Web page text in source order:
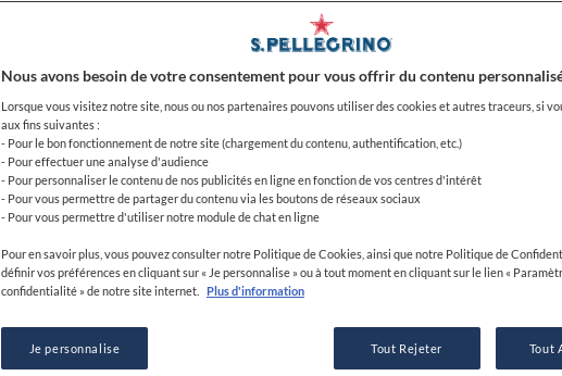
Chef
05 OCT 2023
PAR MARIAROSARIA BRUNO
RÉDACTION
Nous avons besoin de votre consentement pour vous offrir du contenu
Lorsque vous visitez notre site, nous ou nos partenaires pouvons utiliser des cookies et autres traceurs, si
aux fins suivantes :
- Pour le bon fonctionnement de notre site (chargement du contenu, authentification, etc.)
- Pour effectuer une analyse d'audience
- Pour personnaliser le contenu de nos publicités en ligne en fonction de vos centres d'intérêt
- Pour vous permettre de partager du contenu via les boutons de réseaux sociaux
- Pour vous permettre d'utiliser notre module de chat en ligne
Pour en savoir plus, vous pouvez consulter notre Politique de Cookies, ainsi que notre Politique de
définir vos préférences en cliquant sur « Je personnalise » ou à tout moment en cliquant sur le lien «
confidentialité » de notre site internet.
Plus d'information
Je personnalise Tout Rejeter Tout